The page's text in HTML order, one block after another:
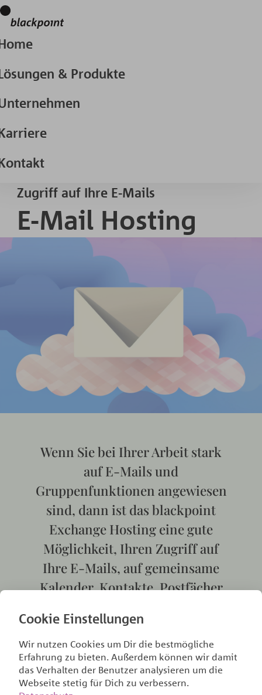
& Produkte
Zugriff auf Ihre E-Mails
E-Mail Hosting
Wenn Sie bei Ihrer Arbeit stark
auf E-Mails und
Gruppenfunktionen angewiesen
sind, dann ist das blackpoint
Exchange Hosting eine gute
Möglichkeit, Ihren Zugriff auf
Ihre E-Mails, auf gemeinsame
Kalender, Kontakte, Postfächer
gestalten.
Cookie Einstellungen
Wir nutzen Cookies um Dir die bestmögliche
Erfahrung zu bieten. Außerdem können wir damit
das Verhalten der Benutzer analysieren um die
Webseite stetig für Dich zu verbessern.